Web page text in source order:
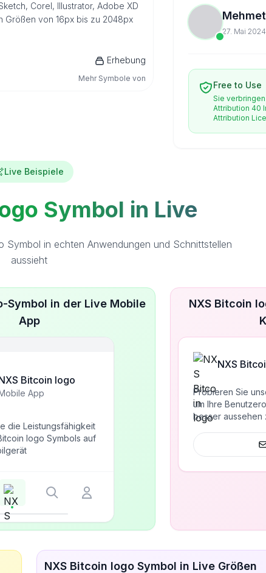
Corel, Illustrator, Adobe XD
Größen von 16px bis zu 2048px
Erhebung
Mehr Symbole von
27. Mai 2024
Free to Use
Sie
Attribution 40
Attribution
Live Beispiele
Symbol in Live
Symbol in echten Anwendungen und Schnittstellen
aussieht
Symbol in der Live Mobile
App
Bitcoin logo
App
die Leistungsfähigkeit
logo Symbols auf
NXS Bitcoin
NXS
Probieren Sie
um Ihre
besser aussehen
NXS Bitcoin logo Symbol in Live Größen